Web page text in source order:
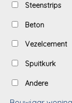
Steenstrips
Beton
Vezelcement
Spuitkurk
Andere